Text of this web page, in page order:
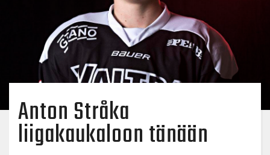
Anton Stråka
liigakaukaloon tänään